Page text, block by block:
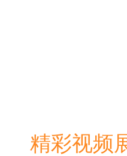
精彩视频